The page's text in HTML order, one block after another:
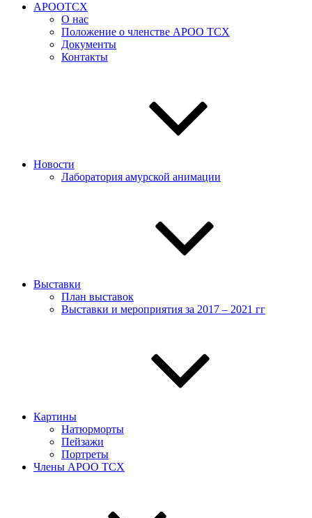
АРООТСХ
О нас
Положение о членстве АРОО ТСХ
Документы
Контакты
Новости
Лаборатория амурской анимации
Выставки
План выставок
Выставки и мероприятия за 2017 – 2021 гг
Картины
Натюрморты
Пейзажи
Портреты
Члены АРОО ТСХ